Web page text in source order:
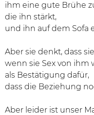
ihm eine gute Brühe
die ihn stärkt,
und ihn auf dem Sofa
Aber sie denkt, dass
wenn sie Sex von ihm
als Bestätigung dafür,
dass die Beziehung
Aber leider ist unser